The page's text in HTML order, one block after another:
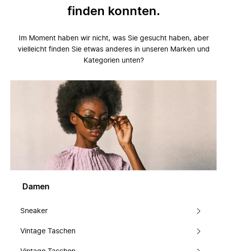
finden konnten.
Im Moment haben wir nicht, was Sie gesucht haben, aber
vielleicht finden Sie etwas anderes in unseren Marken und
Kategorien unten?
Damen
Sneaker
Vintage Taschen